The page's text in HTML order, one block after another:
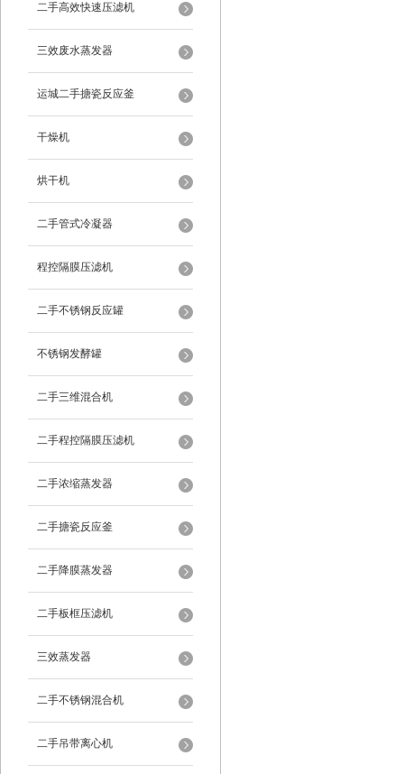
二手高效快速压滤机
三效废水蒸发器
运城二手搪瓷反应釜
干燥机
烘干机
二手管式冷凝器
程控隔膜压滤机
二手不锈钢反应罐
不锈钢发酵罐
二手三维混合机
二手程控隔膜压滤机
二手浓缩蒸发器
二手搪瓷反应釜
二手降膜蒸发器
二手板框压滤机
三效蒸发器
二手不锈钢混合机
二手吊带离心机